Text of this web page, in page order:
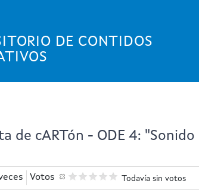
DE CONTIDOS
de cARTón - ODE 4:
Votos Todavía sin votos